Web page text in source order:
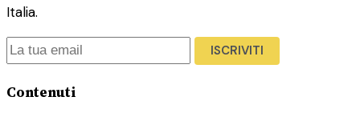
Italia.
ISCRIVITI
Contenuti